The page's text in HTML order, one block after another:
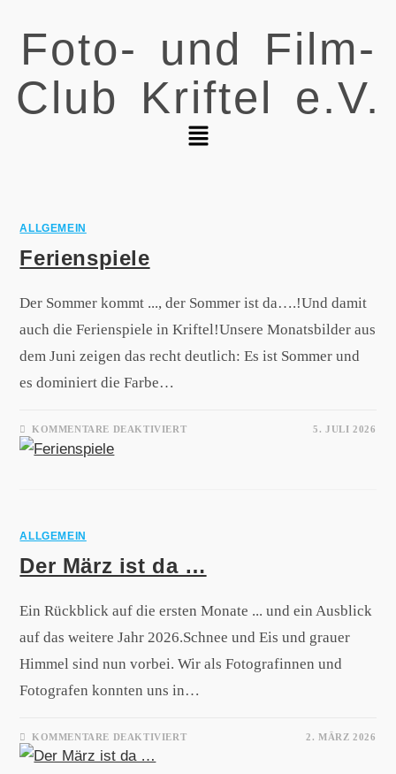
Foto- und Film-
Club Kriftel e.V.
ALLGEMEIN
Ferienspiele
Der Sommer kommt ..., der Sommer ist da….!Und damit
auch die Ferienspiele in Kriftel!Unsere Monatsbilder aus
dem Juni zeigen das recht deutlich: Es ist Sommer und
es dominiert die Farbe…
KOMMENTARE DEAKTIVIERT 5. JULI 2026
ALLGEMEIN
Der März ist da …
Ein Rückblick auf die ersten Monate ... und ein Ausblick
auf das weitere Jahr 2026.Schnee und Eis und grauer
Himmel sind nun vorbei. Wir als Fotografinnen und
Fotografen konnten uns in…
KOMMENTARE DEAKTIVIERT 2. MÄRZ 2026